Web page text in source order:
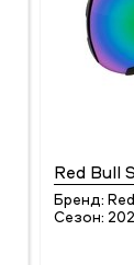
Red Bull
Бренд:
Сезон: